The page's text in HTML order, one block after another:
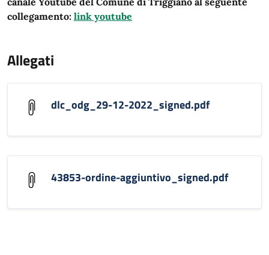
collegamento: link youtube
Allegati
dlc_odg_29-12-2022_signed.pdf
43853-ordine-aggiuntivo_signed.pdf